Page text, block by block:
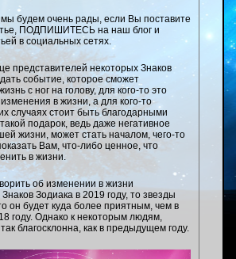
мы будем очень рады, если Вы поставите
ПОДПИШИТЕСЬ на наш блог и
в социальных сетях.
представителей некоторых Знаков
событие, которое сможет
с ног на голову, для кого-то это
в жизни, а для кого-то
случаях стоит быть благодарными
подарок, ведь даже негативное
жизни, может стать началом, чего-то
Вам, что-либо ценное, что
в жизни.
об изменении в жизни
Зодиака в 2019 году, то звезды
он будет куда более приятным, чем в
году. Однако к некоторым людям,
благосклонна, как в предыдущем году.